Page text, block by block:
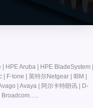
HPE Aruba | HPE BladeSystem |
F-tone | 英特尔Netgear | IBM |
| Avaya | 阿尔卡特朗讯 | D-
Broadcom…..